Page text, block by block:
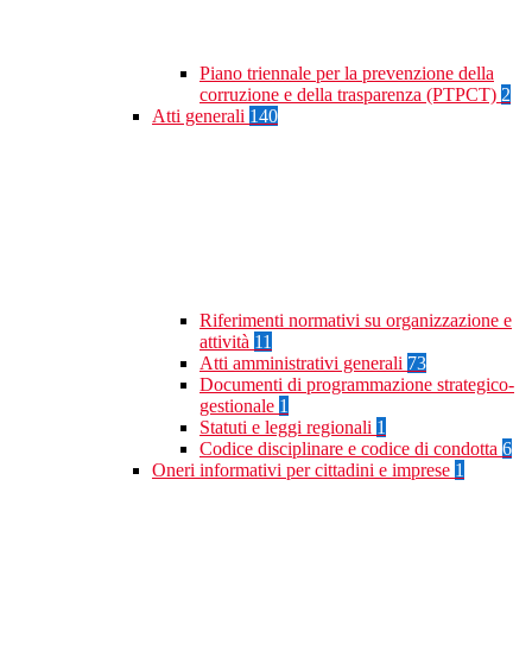
Piano triennale per la prevenzione della
corruzione e della trasparenza (PTPCT) 2
Atti generali 140
Riferimenti normativi su organizzazione e
attività 11
Atti amministrativi generali 73
Documenti di programmazione strategico-
gestionale 1
Statuti e leggi regionali 1
Codice disciplinare e codice di condotta 6
Oneri informativi per cittadini e imprese 1